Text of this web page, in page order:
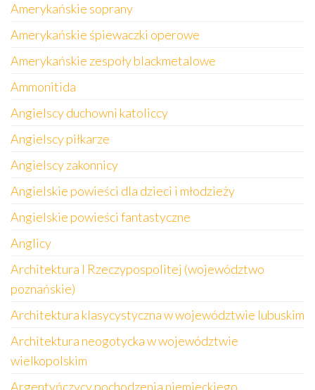
Amerykańskie soprany
Amerykańskie śpiewaczki operowe
Amerykańskie zespoły blackmetalowe
Ammonitida
Angielscy duchowni katoliccy
Angielscy piłkarze
Angielscy zakonnicy
Angielskie powieści dla dzieci i młodzieży
Angielskie powieści fantastyczne
Anglicy
Architektura I Rzeczypospolitej (województwo
poznańskie)
Architektura klasycystyczna w województwie lubuskim
Architektura neogotycka w województwie
wielkopolskim
Argentyńczycy pochodzenia niemieckiego